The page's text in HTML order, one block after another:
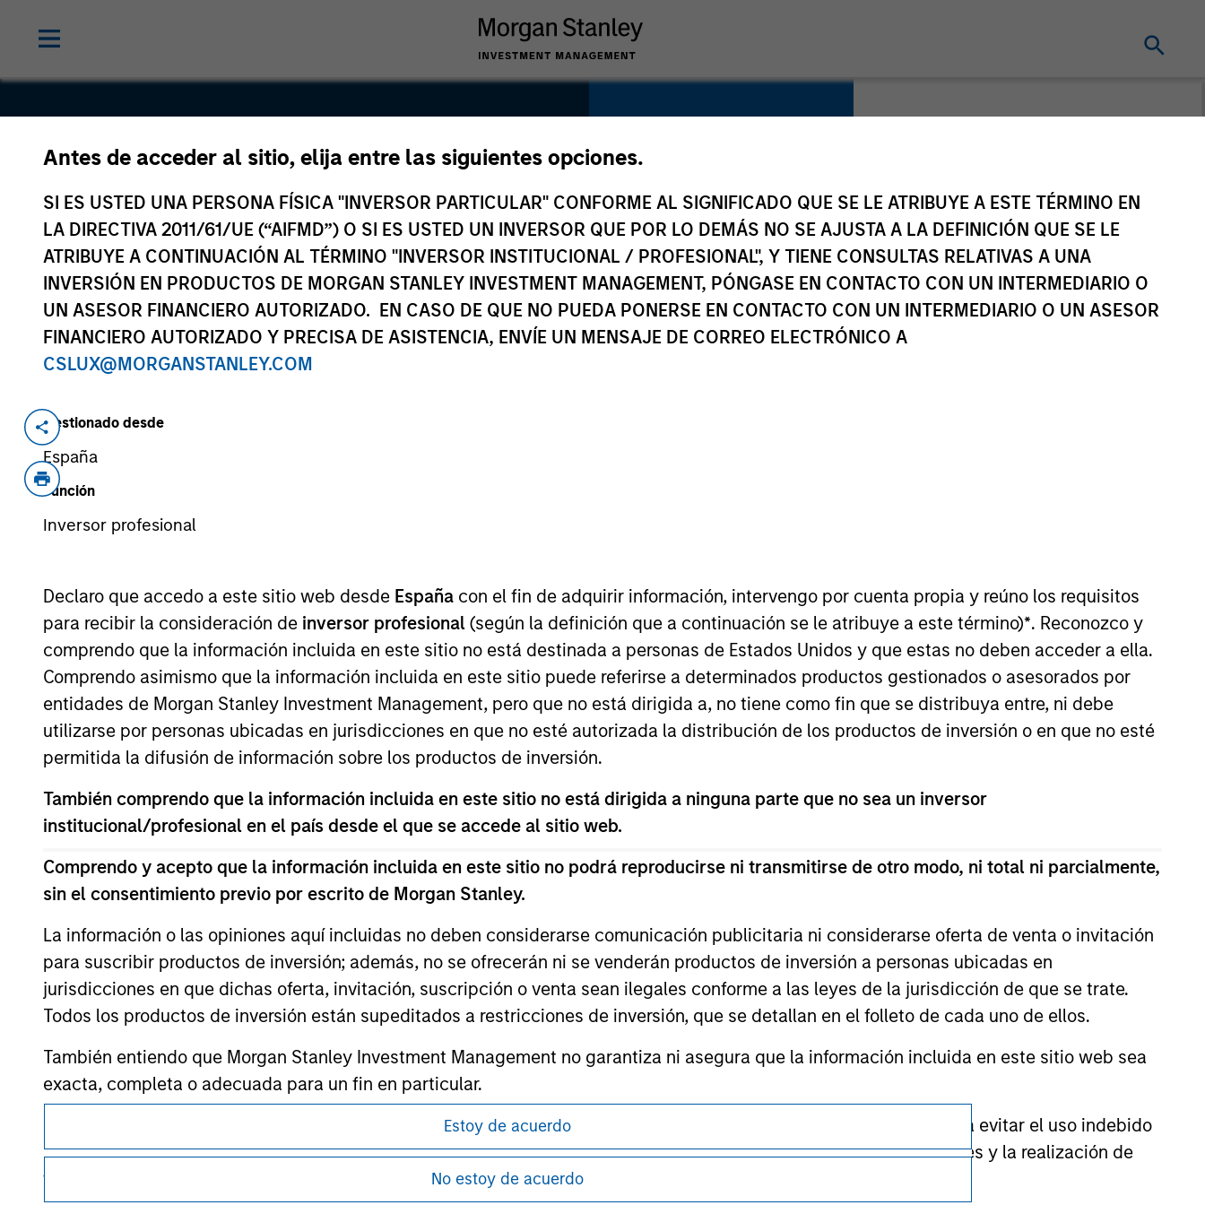
Antes de acceder al sitio, elija entre las siguientes opciones.
SI ES USTED UNA PERSONA FÍSICA "INVERSOR PARTICULAR" CONFORME AL SIGNIFICADO QUE SE LE ATRIBUYE A ESTE TÉRMINO EN
LA DIRECTIVA 2011/61/UE (“AIFMD”) O SI ES USTED UN INVERSOR QUE POR LO DEMÁS NO SE AJUSTA A LA DEFINICIÓN QUE SE LE
ATRIBUYE A CONTINUACIÓN AL TÉRMINO "INVERSOR INSTITUCIONAL / PROFESIONAL", Y TIENE CONSULTAS RELATIVAS A UNA
INVERSIÓN EN PRODUCTOS DE MORGAN STANLEY INVESTMENT MANAGEMENT, PÓNGASE EN CONTACTO CON UN INTERMEDIARIO O
UN ASESOR FINANCIERO AUTORIZADO. EN CASO DE QUE NO PUEDA PONERSE EN CONTACTO CON UN INTERMEDIARIO O UN ASESOR
FINANCIERO AUTORIZADO Y PRECISA DE ASISTENCIA, ENVÍE UN MENSAJE DE CORREO ELECTRÓNICO A
CSLUX@MORGANSTANLEY.COM
Gestionado desde
España
Función
Inversor profesional
Declaro que accedo a este sitio web desde España con el fin de adquirir información, intervengo por cuenta propia y reúno los requisitos
para recibir la consideración de inversor profesional (según la definición que a continuación se le atribuye a este término)*. Reconozco y
comprendo que la información incluida en este sitio no está destinada a personas de Estados Unidos y que estas no deben acceder a ella.
Comprendo asimismo que la información incluida en este sitio puede referirse a determinados productos gestionados o asesorados por
entidades de Morgan Stanley Investment Management, pero que no está dirigida a, no tiene como fin que se distribuya entre, ni debe
utilizarse por personas ubicadas en jurisdicciones en que no esté autorizada la distribución de los productos de inversión o en que no esté
permitida la difusión de información sobre los productos de inversión.
También comprendo que la información incluida en este sitio no está dirigida a ninguna parte que no sea un inversor
institucional/profesional en el país desde el que se accede al sitio web.
Comprendo y acepto que la información incluida en este sitio no podrá reproducirse ni transmitirse de otro modo, ni total ni parcialmente,
sin el consentimiento previo por escrito de Morgan Stanley.
La información o las opiniones aquí incluidas no deben considerarse comunicación publicitaria ni considerarse oferta de venta o invitación
para suscribir productos de inversión; además, no se ofrecerán ni se venderán productos de inversión a personas ubicadas en
jurisdicciones en que dichas oferta, invitación, suscripción o venta sean ilegales conforme a las leyes de la jurisdicción de que se trate.
Todos los productos de inversión están supeditados a restricciones de inversión, que se detallan en el folleto de cada uno de ellos.
También entiendo que Morgan Stanley Investment Management no garantiza ni asegura que la información incluida en este sitio web sea
exacta, completa o adecuada para un fin en particular.
Morgan Stanley Investment Management Limited impone obligaciones a los profesionales del sector financiero para evitar el uso indebido
de fondos de inversión para el blanqueo de capitales, incluidos procedimientos para la identificación de suscriptores y la realización de
verificaciones y otras comprobaciones de seguridad pertinentes.
Estoy de acuerdo
No estoy de acuerdo
Korres S.A.
Consumer
Greece
sizable market presence in Greece’s pharmacy industry, as well as a presence in
View Site
As of July 25, 2025. The above is provided for informational and educational purposes only. There is no guarantee that the investment mentioned
resulted in positive performance (for realized holdings), or will perform well in the future (for current holdings). The trademarks and service marks
above are the property of their respective owners. The information on this website has not been authorized, sponsored, or otherwise approved by
such owners. By clicking on any links shown here, you agree that you are navigating to a third party site. We are providing these hyperlinks to you
only as a convenience and the inclusion of any hyperlink is not and does not imply any endorsement, approval, investigation, verification or
monitoring by us of any information contained in any hyperlinked site. In no event shall we be responsible for the information contained on the site
Morgan Stanley
Morgan Stanley Careers
Es importante que los usuarios lean las Condiciones de uso antes de proceder, ya que explican ciertas
restricciones legales y reglamentarias aplicables a la difusión de la información relativa a los productos
Privacidad
Your Privacy Choices